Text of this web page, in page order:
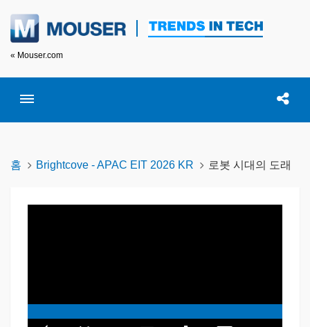
« Mouser.com
Toggle menubar Open 이
홈 Brightcove - APAC EIT 2026 KR 로봇 시대의 도래
100.00%